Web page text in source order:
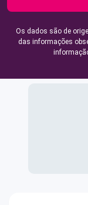
Os dados são de
das informações